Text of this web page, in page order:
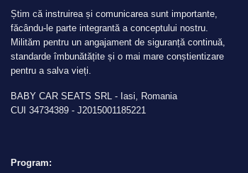
Știm că instruirea și comunicarea sunt importante,
făcându-le parte integrantă a conceptului nostru.
Milităm pentru un angajament de siguranță continuă,
standarde îmbunătățite și o mai mare conștientizare
pentru a salva vieți.
BABY CAR SEATS SRL - Iasi, Romania
CUI 34734389 - J2015001185221
Program: